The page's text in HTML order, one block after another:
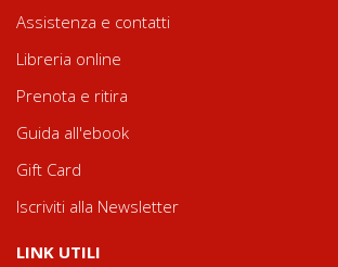
Assistenza e contatti
Libreria online
Prenota e ritira
Guida all'ebook
Gift Card
Iscriviti alla Newsletter
LINK UTILI